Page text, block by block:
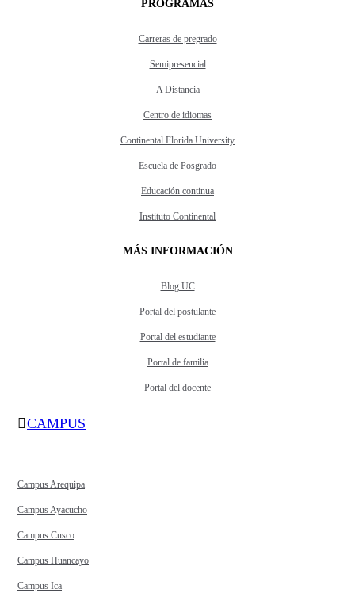
PROGRAMAS
Carreras de pregrado
Semipresencial
A Distancia
Centro de idiomas
Continental Florida University
Escuela de Posgrado
Educación continua
Instituto Continental
MÁS INFORMACIÓN
Blog UC
Portal del postulante
Portal del estudiante
Portal de familia
Portal del docente
CAMPUS
Campus Arequipa
Campus Ayacucho
Campus Cusco
Campus Huancayo
Campus Ica